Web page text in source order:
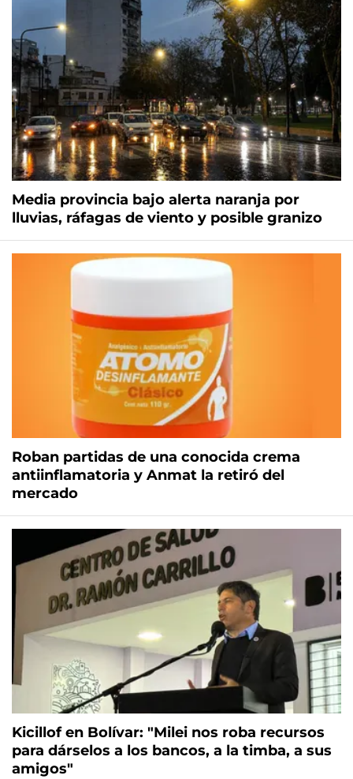
Media provincia bajo alerta naranja por
lluvias, ráfagas de viento y posible granizo
Roban partidas de una conocida crema
antiinflamatoria y Anmat la retiró del
mercado
Kicillof en Bolívar: "Milei nos roba recursos
para dárselos a los bancos, a la timba, a sus
amigos"